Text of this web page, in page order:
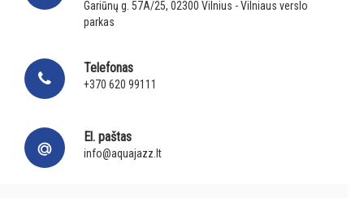
Gariūnų g. 57A/25, 02300 Vilnius - Vilniaus verslo
parkas
Telefonas
+370 620 99111
El. paštas
info@aquajazz.lt